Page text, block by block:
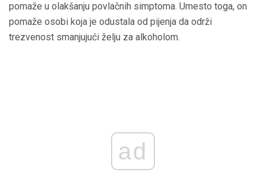
pomaže u olakšanju povlačnih simptoma. Umesto toga, on
pomaže osobi koja je odustala od pijenja da održi
trezvenost smanjujući želju za alkoholom.
ad